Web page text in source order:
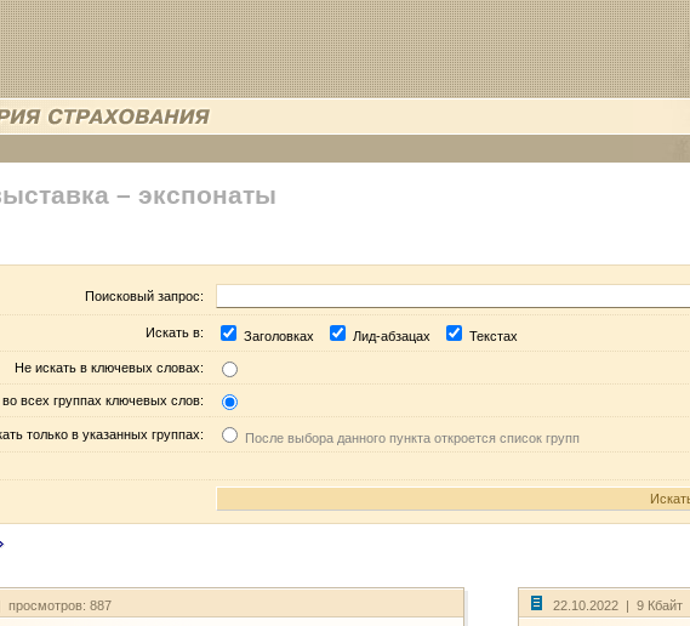
– экспонаты
Поисковый запрос:
Искать в: Заголовках Лид-абзацах Текстах
Не искать в ключевых словах:
во всех группах ключевых слов:
только в указанных группах: После выбора данного пункта откроется список групп
887
22.10.2022 | 9 Кбайт